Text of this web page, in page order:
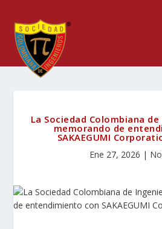
La Sociedad Colombiana
memorando de
SAKAEGUMI
Ene 27, 2026 |